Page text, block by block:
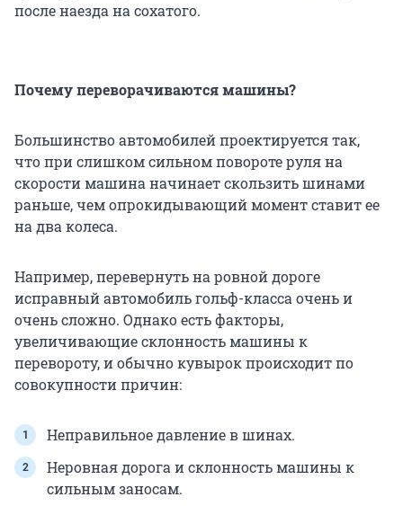
после наезда на сохатого.
Почему переворачиваются машины?
Большинство автомобилей проектируется так,
что при слишком сильном повороте руля на
скорости машина начинает скользить шинами
раньше, чем опрокидывающий момент ставит ее
на два колеса.
Например, перевернуть на ровной дороге
исправный автомобиль гольф-класса очень и
очень сложно. Однако есть факторы,
увеличивающие склонность машины к
перевороту, и обычно кувырок происходит по
совокупности причин:
Неправильное давление в шинах.
Неровная дорога и склонность машины к
сильным заносам.